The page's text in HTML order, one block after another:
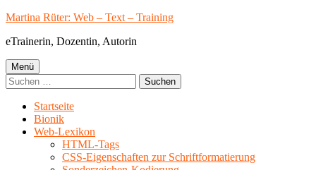
Springe
Inhalt
Martina Rüter: Web – Text – Training
eTrainerin, Dozentin, Autorin
Primäres
Menü
Menü
Suchen
nach:
Startseite
Bionik
Web-Lexikon
HTML-Tags
CSS-Eigenschaften zur Schriftformatierung